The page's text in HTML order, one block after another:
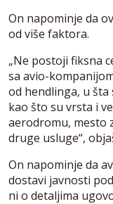
On napominje da
od više faktora.
„Ne postoji fiksna
sa avio-
od hendlinga, u
kao što su vrsta i
aerodromu, mesto
druge usluge“,
On napominje da
dostavi javnosti
ni o detaljima